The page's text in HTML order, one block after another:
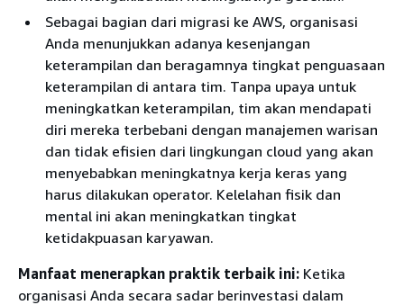
Sebagai bagian dari migrasi ke AWS, organisasi
Anda menunjukkan adanya kesenjangan
keterampilan dan beragamnya tingkat penguasaan
keterampilan di antara tim. Tanpa upaya untuk
meningkatkan keterampilan, tim akan mendapati
diri mereka terbebani dengan manajemen warisan
dan tidak efisien dari lingkungan cloud yang akan
menyebabkan meningkatnya kerja keras yang
harus dilakukan operator. Kelelahan fisik dan
mental ini akan meningkatkan tingkat
ketidakpuasan karyawan.
Manfaat menerapkan praktik terbaik ini: Ketika
organisasi Anda secara sadar berinvestasi dalam